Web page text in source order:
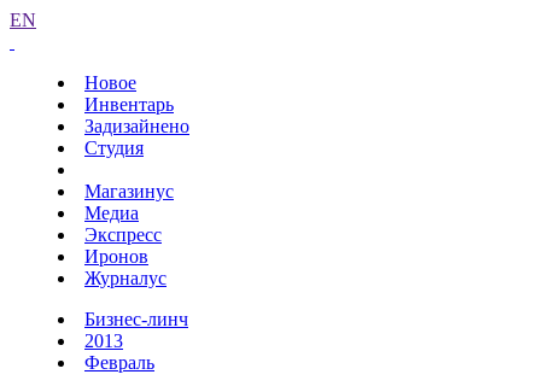
EN
Новое
Инвентарь
Задизайнено
Студия
Магазинус
Медиа
Экспресс
Иронов
Журналус
Бизнес-линч
2013
Февраль